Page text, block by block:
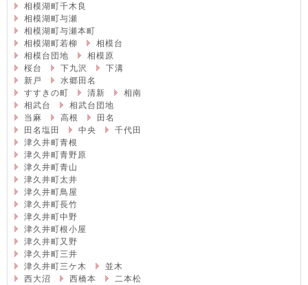
相模湖町千木良
相模湖町与瀬
相模湖町与瀬本町
相模湖町若柳
相模台
相模台団地
相模原
桜台
下九沢
下溝
新戸
水郷田名
すすきの町
清新
相南
相武台
相武台団地
当麻
高根
田名
田名塩田
中央
千代田
津久井町青根
津久井町青野原
津久井町青山
津久井町太井
津久井町鳥屋
津久井町長竹
津久井町中野
津久井町根小屋
津久井町又野
津久井町三井
津久井町三ケ木
並木
西大沼
西橋本
二本松